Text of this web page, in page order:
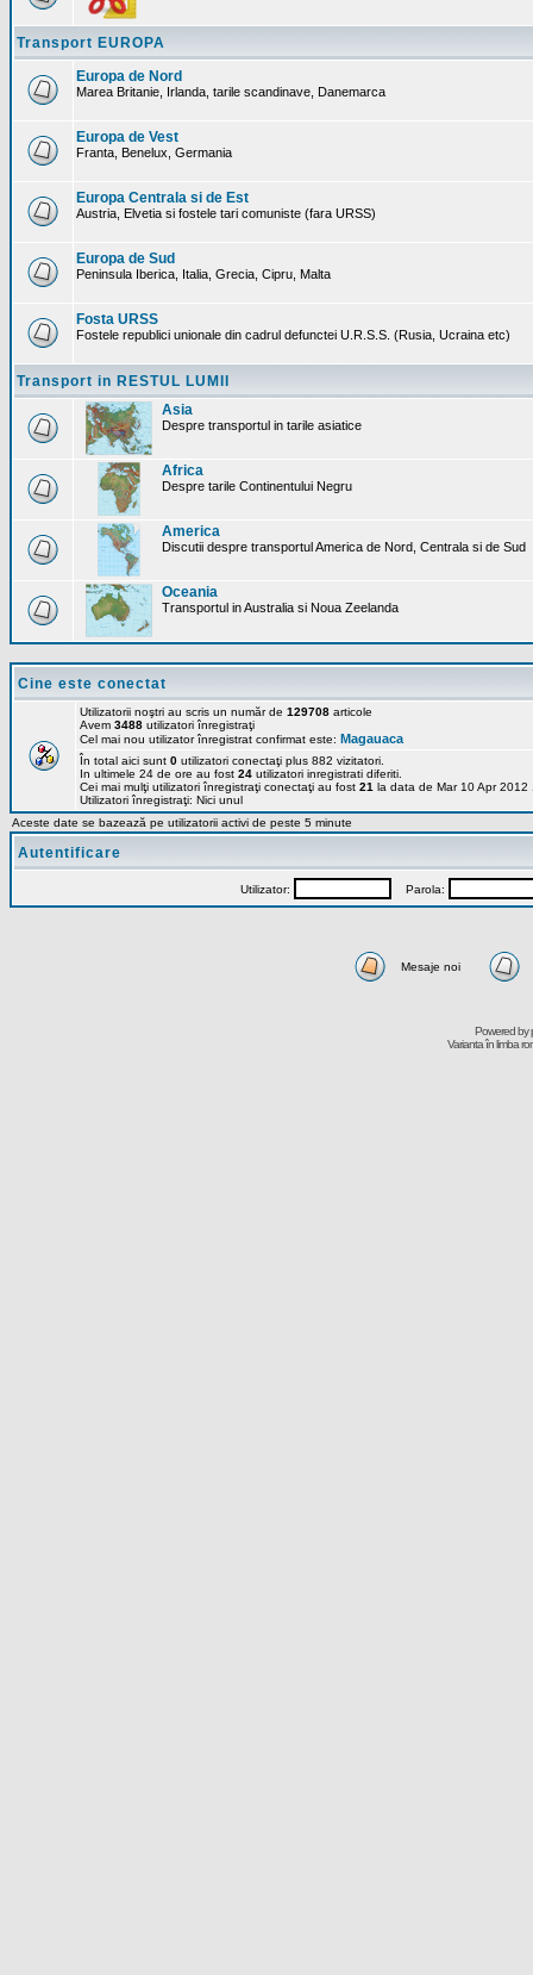
Transport EUROPA
Europa de Nord
Marea Britanie, Irlanda, tarile scandinave, Danemarca
Europa de Vest
Franta, Benelux, Germania
Europa Centrala si de Est
Austria, Elvetia si fostele tari comuniste (fara URSS)
Europa de Sud
Peninsula Iberica, Italia, Grecia, Cipru, Malta
Fosta URSS
Fostele republici unionale din cadrul defunctei U.R.S.S. (Rusia, Ucraina etc)
Transport in RESTUL LUMII
Asia
Despre transportul in tarile asiatice
Africa
Despre tarile Continentului Negru
America
Discutii despre transportul America de Nord, Centrala si de Sud
Oceania
Transportul in Australia si Noua Zeelanda
Cine este conectat
Utilizatorii noştri au scris un număr de 129708 articole
Avem 3488 utilizatori înregistraţi
Cel mai nou utilizator înregistrat confirmat este: Magauaca
În total aici sunt 0 utilizatori conectaţi plus 882 vizitatori.
In ultimele 24 de ore au fost 24 utilizatori inregistrati diferiti.
Cei mai mulţi utilizatori înregistraţi conectaţi au fost 21 la data de Mar 10 Apr 2012
Utilizatori înregistraţi: Nici unul
Aceste date se bazează pe utilizatorii activi de peste 5 minute
Autentificare
Utilizator: Parola:
Mesaje noi
Powered by
Varianta în limba